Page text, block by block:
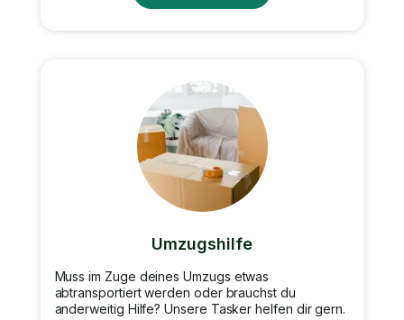
Umzugshilfe
Muss im Zuge deines Umzugs etwas
abtransportiert werden oder brauchst du
anderweitig Hilfe? Unsere Tasker helfen dir gern.